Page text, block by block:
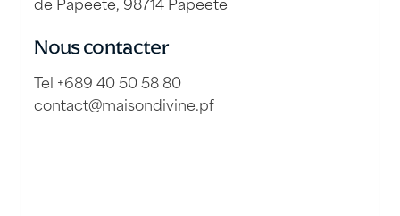
Nous contacter
Tel +689 40 50 58 80
contact@maisondivine.pf